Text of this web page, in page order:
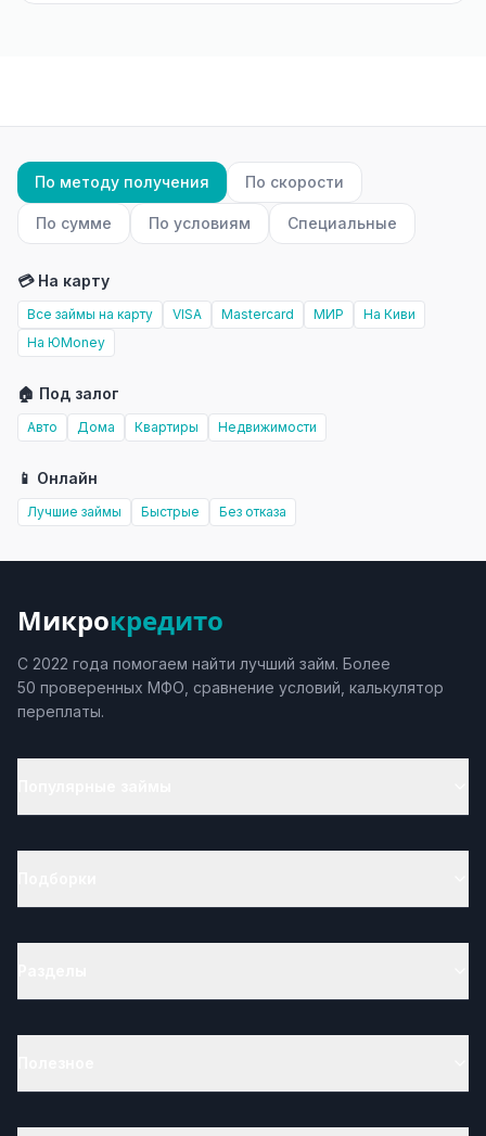
По методу получения По скорости
По сумме По условиям Специальные
💳 На карту
Все займы на карту VISA Mastercard МИР
На Киви
На ЮMoney
🏠 Под залог
Авто Дома Квартиры Недвижимости
📱 Онлайн
Лучшие займы Быстрые Без отказа
Микрокредито
С 2022 года помогаем найти лучший займ. Более
50 проверенных МФО, сравнение условий, калькулятор
переплаты.